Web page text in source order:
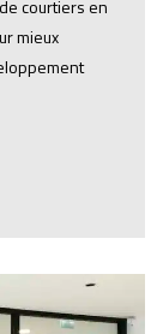
courtiers en
mieux